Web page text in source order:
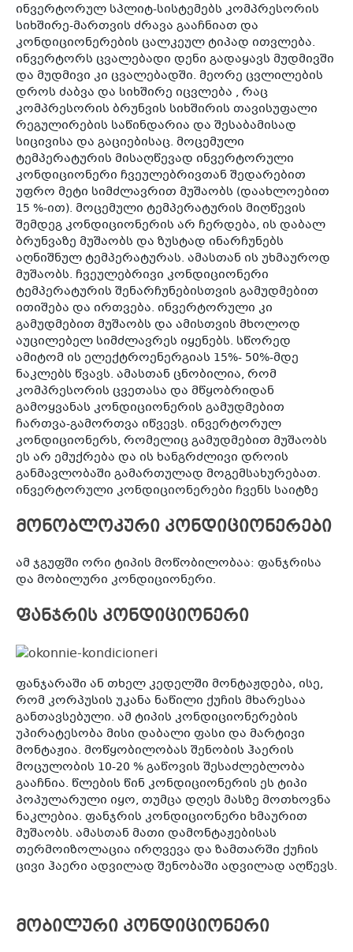
ინვერტორულ სპლიტ-სისტემებს კომპრესორის
სიხშირე-მართვის ძრავა გააჩნიათ და
კონდიციონერების ცალკეულ ტიპად ითვლება.
ინვერტორს ცვალებადი დენი გადაყავს მუდმივში
და მუდმივი კი ცვალებადში. მეორე ცვლილების
დროს ძაბვა და სიხშირე იცვლება , რაც
კომპრესორის ბრუნვის სიხშირის თავისუფალი
რეგულირების საწინდარია და შესაბამისად
სიცივისა და გაციებისაც. მოცემული
ტემპერატურის მისაღწევად ინვერტორული
კონდიციონერი ჩვეულებრივთან შედარებით
უფრო მეტი სიმძლავრით მუშაობს (დაახლოებით
15 %-ით). მოცემული ტემპერატურის მიღწევის
შემდეგ კონდიციონერის არ ჩერდება, ის დაბალ
ბრუნვაზე მუშაობს და ზუსტად ინარჩუნებს
აღნიშნულ ტემპერატურას. ამასთან ის უხმაუროდ
მუშაობს. ჩვეულებრივი კონდიციონერი
ტემპერატურის შენარჩუნებისთვის გამუდმებით
ითიშება და ირთვება. ინვერტორული კი
გამუდმებით მუშაობს და ამისთვის მხოლოდ
აუცილებელ სიმძლავრეს იყენებს. სწორედ
ამიტომ ის ელექტროენერგიას 15%- 50%-მდე
ნაკლებს წვავს. ამასთან ცნობილია, რომ
კომპრესორის ცვეთასა და მწყობრიდან
გამოყვანას კონდიციონერის გამუდმებით
ჩართვა-გამორთვა იწვევს. ინვერტორულ
კონდიციონერს, რომელიც გამუდმებით მუშაობს
ეს არ ემუქრება და ის ხანგრძლივი დროის
განმავლობაში გამართულად მოგემსახურებათ.
ინვერტორული კონდიციონერები ჩვენს საიტზე
მონობლოკური კონდიციონერები
ამ ჯგუფში ორი ტიპის მოწობილობაა: ფანჯრისა
და მობილური კონდიციონერი.
ფანჯრის კონდიციონერი
ფანჯარაში ან თხელ კედელში მონტაჟდება, ისე,
რომ კორპუსის უკანა ნაწილი ქუჩის მხარესაა
განთავსებული. ამ ტიპის კონდიციონერების
უპირატესობა მისი დაბალი ფასი და მარტივი
მონტაჟია. მოწყობილობას შენობის ჰაერის
მოცულობის 10-20 % გაწოვის შესაძლებლობა
გააჩნია. წლების წინ კონდიციონერის ეს ტიპი
პოპულარული იყო, თუმცა დღეს მასზე მოთხოვნა
ნაკლებია. ფანჯრის კონდიციონერი ხმაურით
მუშაობს. ამასთან მათი დამონტაჟებისას
თერმოიზოლაცია ირღვევა და ზამთარში ქუჩის
ცივი ჰაერი ადვილად შენობაში ადვილად აღწევს.
მობილური კონდიციონერი